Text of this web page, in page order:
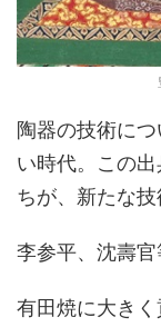
陶器の技術に
い時代。この
ちが、新たな技
李参平、沈壽官
有田焼に大き